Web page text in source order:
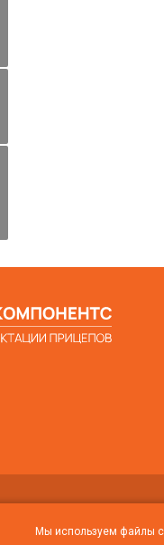
Cookie-файлов
Мы используем файлы